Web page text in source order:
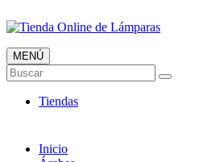
Tienda Online de Lámparas
TOP en Ventas
MENÚ
Buscar
Tiendas
Inicio